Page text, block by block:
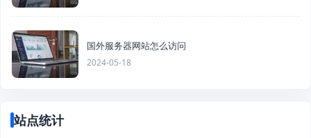
国外服务器网站怎么访问
2024-05-18
站点统计